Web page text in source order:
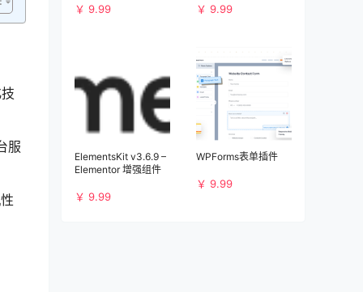
服
￥ 9.99 ￥ 9.99
ElementsKit v3.6.9 –
Elementor 增强组件
￥ 9.99
WPForms表单插件
￥ 9.99